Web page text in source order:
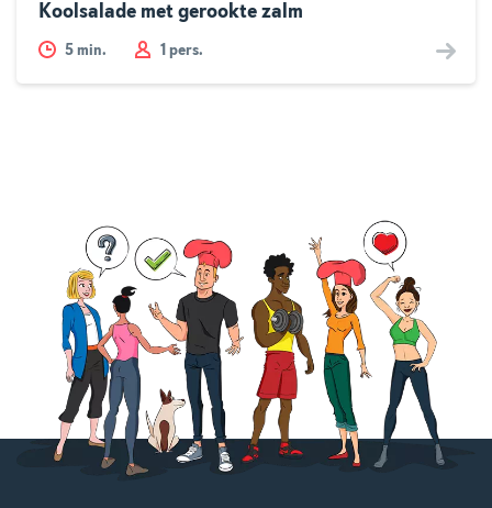
Koolsalade met gerookte zalm
5 min. 1 pers.